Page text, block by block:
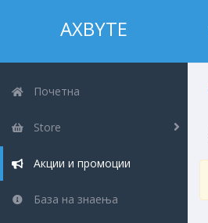
AXBYTE
Почетна
Store
Акции и промоции
База на знаења